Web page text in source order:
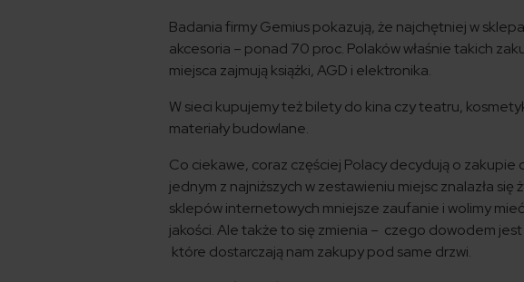
Badania firmy Gemius pokazują, że najchętniej w
akcesoria – ponad 70 proc. Polaków właśnie takich
miejsca zajmują książki, AGD i elektronika.
W sieci kupujemy też bilety do kina czy teatru,
materiały budowlane.
Co ciekawe, coraz częściej Polacy decydują o
jednym z najniższych w zestawieniu miejsc znalazła
sklepów internetowych mniejsze zaufanie i wolimy
jakości. Ale także to się zmienia – czego dowodem
które dostarczają nam zakupy pod same drzwi.